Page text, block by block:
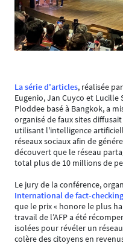
La série d'articles, réalisée
Eugenio, Jan Cuyco et Lucille
Ploddee basé à Bangkok, a
organisé de faux sites
utilisant l'intelligence
réseaux sociaux afin de
découvert que le réseau
total plus de 10 millions de
Le jury de la conférence,
International de fact-
que le prix « honore le plus
travail de l’AFP a été
isolées pour révéler un
colère des citoyens en